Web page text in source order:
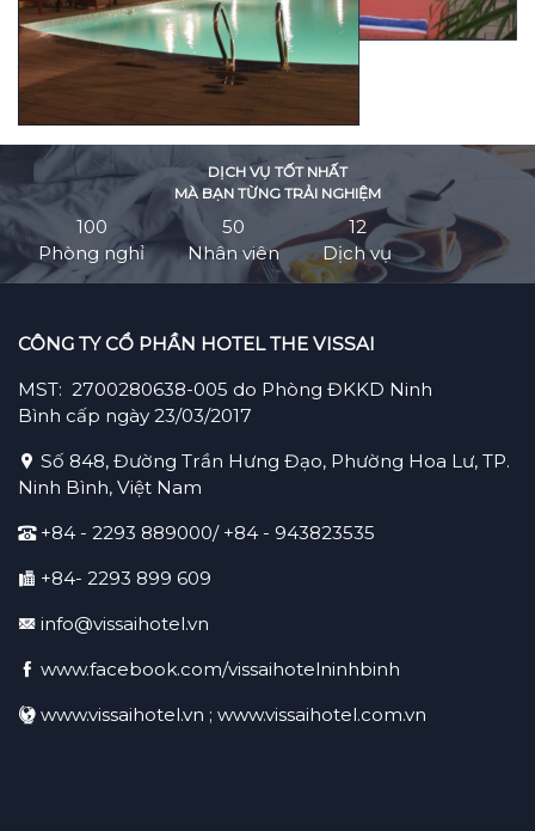
DỊCH VỤ TỐT NHẤT
MÀ BẠN TỪNG TRẢI NGHIỆM
100
Phòng nghỉ
50
Nhân viên
12
Dịch vụ
CÔNG TY CỔ PHẦN HOTEL THE VISSAI
MST: 2700280638-005 do Phòng ĐKKD Ninh
Bình cấp ngày 23/03/2017
Số 848, Đường Trần Hưng Đạo, Phường Hoa Lư, TP.
Ninh Bình, Việt Nam
+84 - 2293 889000/ +84 - 943823535
+84- 2293 899 609
info@vissaihotel.vn
www.facebook.com/vissaihotelninhbinh
www.vissaihotel.vn ; www.vissaihotel.com.vn